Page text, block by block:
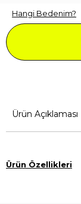
Hangi Bedenim?
Ürün Açıklaması
Ürün Özellikleri